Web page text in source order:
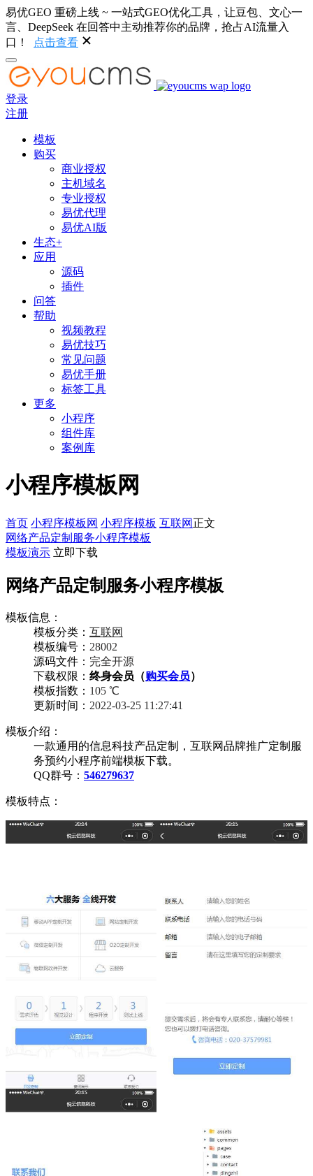
易优GEO 重磅上线 ~ 一站式GEO优化工具，让豆包、文心一
言、DeepSeek 在回答中主动推荐你的品牌，抢占AI流量入
口！
点击查看
登录
注册
模板
购买
商业授权
主机域名
专业授权
易优代理
易优AI版
生态+
应用
源码
插件
问答
帮助
视频教程
易优技巧
常见问题
易优手册
标签工具
更多
小程序
组件库
案例库
小程序模板网
首页 小程序模板网 小程序模板 互联网 正文
网络产品定制服务小程序模板
模板演示 立即下载
网络产品定制服务小程序模板
模板信息：
模板分类： 互联网
模板编号： 28002
源码文件： 完全开源
下载权限： 终身会员（购买会员）
模板指数： 105 ℃
更新时间： 2022-03-25 11:27:41
模板介绍：
一款通用的信息科技产品定制，互联网品牌推广定制服
务预约小程序前端模板下载。
QQ群号： 546279637
模板特点：